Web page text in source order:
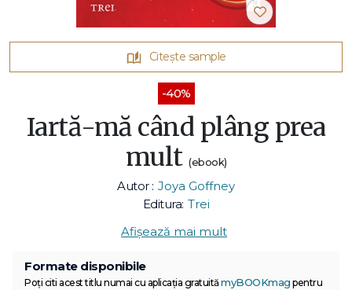
Citește sample
-40%
Iartă-mă când plâng prea
mult (ebook)
Autor : Joya Goffney
Editura: Trei
Afișează mai mult
Formate disponibile
Poți citi acest titlu numai cu aplicația gratuitămyBOOKmag pentru